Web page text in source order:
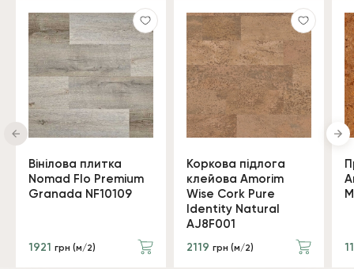
Вінілова плитка
Nomad Flo Premium
Granada NF10109
1921 грн (м/2)
Коркова підлога
клейова Amorim
Wise Cork Pure
Identity Natural
AJ8F001
2119 грн (м/2)